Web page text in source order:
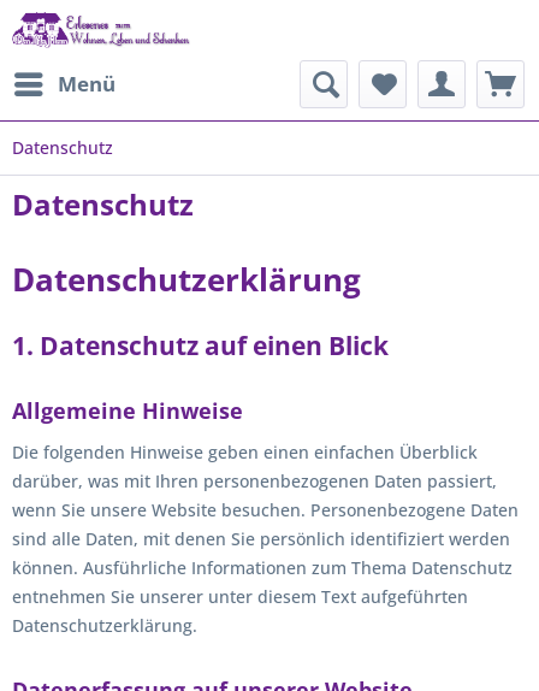
Menü
Datenschutz
Datenschutz
Datenschutzerklärung
1. Datenschutz auf einen Blick
Allgemeine Hinweise
Die folgenden Hinweise geben einen einfachen Überblick
darüber, was mit Ihren personenbezogenen Daten passiert,
wenn Sie unsere Website besuchen. Personenbezogene Daten
sind alle Daten, mit denen Sie persönlich identifiziert werden
können. Ausführliche Informationen zum Thema Datenschutz
entnehmen Sie unserer unter diesem Text aufgeführten
Datenschutzerklärung.